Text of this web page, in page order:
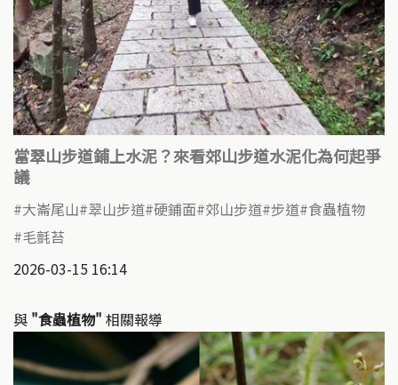
當翠山步道鋪上水泥？來看郊山步道水泥化為何起爭
議
大崙尾山 翠山步道 硬鋪面 郊山步道 步道 食蟲植物
毛氈苔
2026-03-15 16:14
與 "食蟲植物" 相關報導